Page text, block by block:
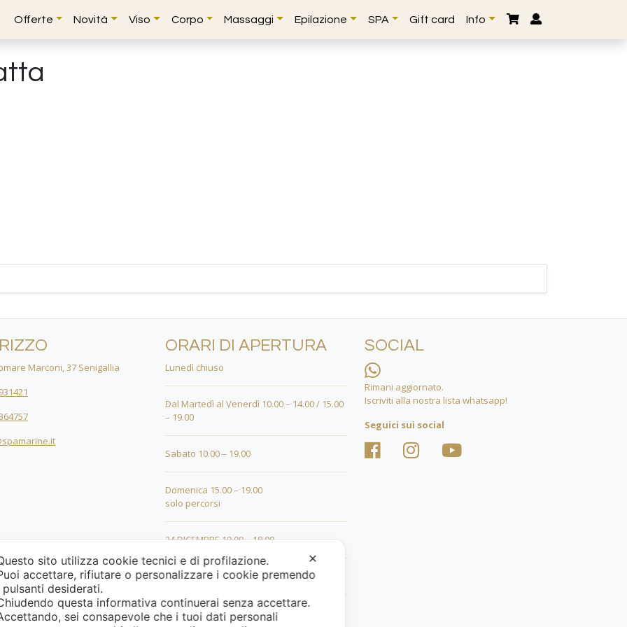
Offerte Novità Viso Corpo Massaggi Epilazione SPA Gift card Info
Marconi, 37 Senigallia
ORARI DI APERTURA
Lunedì chiuso
Dal Martedì al Venerdì 10.00 – 14.00 / 15.00
– 19.00
Sabato 10.00 – 19.00
Domenica 15.00 – 19.00
solo percorsi
24 DICEMBRE 10.00 – 18.00
25 DICEMBRE 15.00 – 19.00
26 DICEMBRE 15.00 – 19.00
SOCIAL
Rimani aggiornato.
Iscriviti alla nostra lista whatsapp!
Seguici sui social
✕
sito utilizza cookie tecnici e di profilazione.
accettare, rifiutare o personalizzare i cookie premendo
pulsanti desiderati.
questa informativa continuerai senza accettare.
sei consapevole che i tuoi dati personali